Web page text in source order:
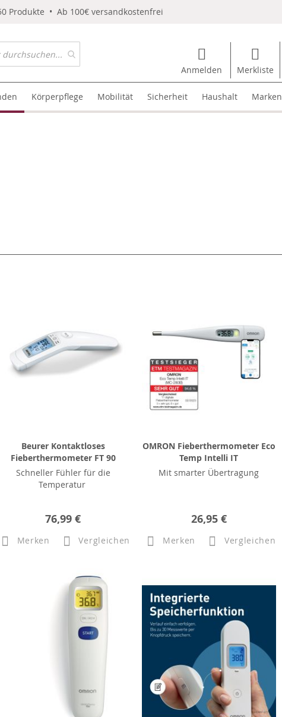
Produkte • Ab 100€ versandkostenfrei
Anmelden Merkliste
Körperpflege Mobilität Sicherheit Haushalt Marken
Beurer Kontaktloses
Fieberthermometer FT 90
Schneller Fühler für die
Temperatur
76,99 €
Merken Vergleichen
OMRON Fieberthermometer Eco
Temp Intelli IT
Mit smarter Übertragung
26,95 €
Merken Vergleichen